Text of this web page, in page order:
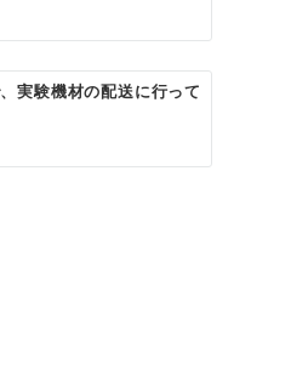
実験機材の配送に行って